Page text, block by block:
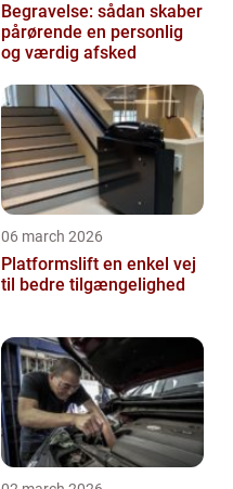
Begravelse: sådan skaber
pårørende en personlig
og værdig afsked
06 march 2026
Platformslift en enkel vej
til bedre tilgængelighed